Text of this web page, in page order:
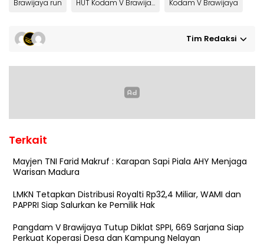
Brawijaya run HUT Kodam V Brawijaya Kodam V Brawijaya
Tim Redaksi
Terkait
Mayjen TNI Farid Makruf : Karapan Sapi Piala AHY Menjaga
Warisan Madura
LMKN Tetapkan Distribusi Royalti Rp32,4 Miliar, WAMI dan
PAPPRI Siap Salurkan ke Pemilik Hak
Pangdam V Brawijaya Tutup Diklat SPPI, 669 Sarjana Siap
Perkuat Koperasi Desa dan Kampung Nelayan